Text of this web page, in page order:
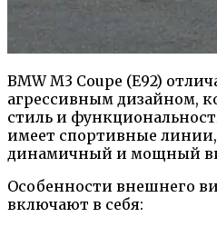
BMW M3 Coupe (E92)
агрессивным дизайном,
стиль и
имеет спортивные
динамичный и мощный
Особенности внешнего
включают в себя: